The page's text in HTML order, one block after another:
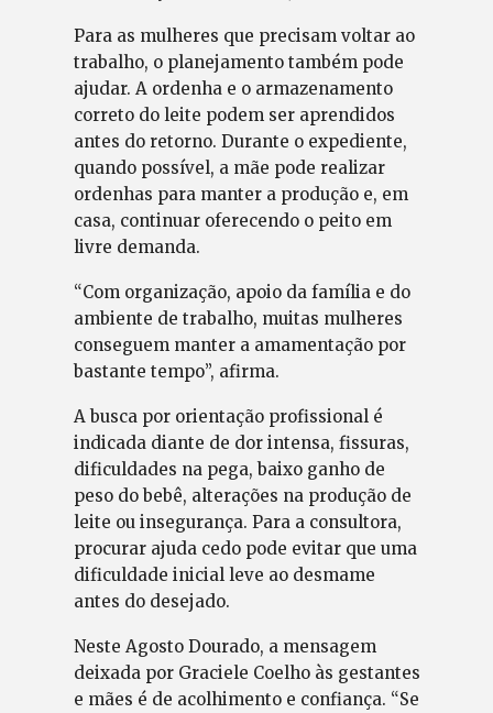
Para as mulheres que precisam voltar ao
trabalho, o planejamento também pode
ajudar. A ordenha e o armazenamento
correto do leite podem ser aprendidos
antes do retorno. Durante o expediente,
quando possível, a mãe pode realizar
ordenhas para manter a produção e, em
casa, continuar oferecendo o peito em
livre demanda.
“Com organização, apoio da família e do
ambiente de trabalho, muitas mulheres
conseguem manter a amamentação por
bastante tempo”, afirma.
A busca por orientação profissional é
indicada diante de dor intensa, fissuras,
dificuldades na pega, baixo ganho de
peso do bebê, alterações na produção de
leite ou insegurança. Para a consultora,
procurar ajuda cedo pode evitar que uma
dificuldade inicial leve ao desmame
antes do desejado.
Neste Agosto Dourado, a mensagem
deixada por Graciele Coelho às gestantes
e mães é de acolhimento e confiança. “Se